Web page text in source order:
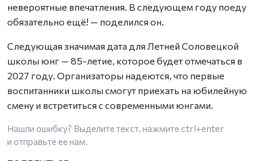
невероятные впечатления. В следующем году поеду
обязательно ещё! — поделился он.
Следующая значимая дата для Летней Соловецкой
школы юнг — 85-летие, которое будет отмечаться в
2027 году. Организаторы надеются, что первые
воспитанники школы смогут приехать на юбилейную
смену и встретиться с современными юнгами.
Нашли ошибку? Выделите текст, нажмите ctrl+enter
и отправьте ее нам.